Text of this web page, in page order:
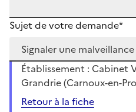
Sujet de votre demande*
Établissement : Cabinet
Grandrie (Carnoux-en-
Retour à la fiche